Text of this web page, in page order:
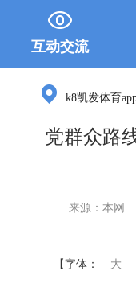
互动交流
k8凯发体育
党群众路
来源：本网
【字体：
大